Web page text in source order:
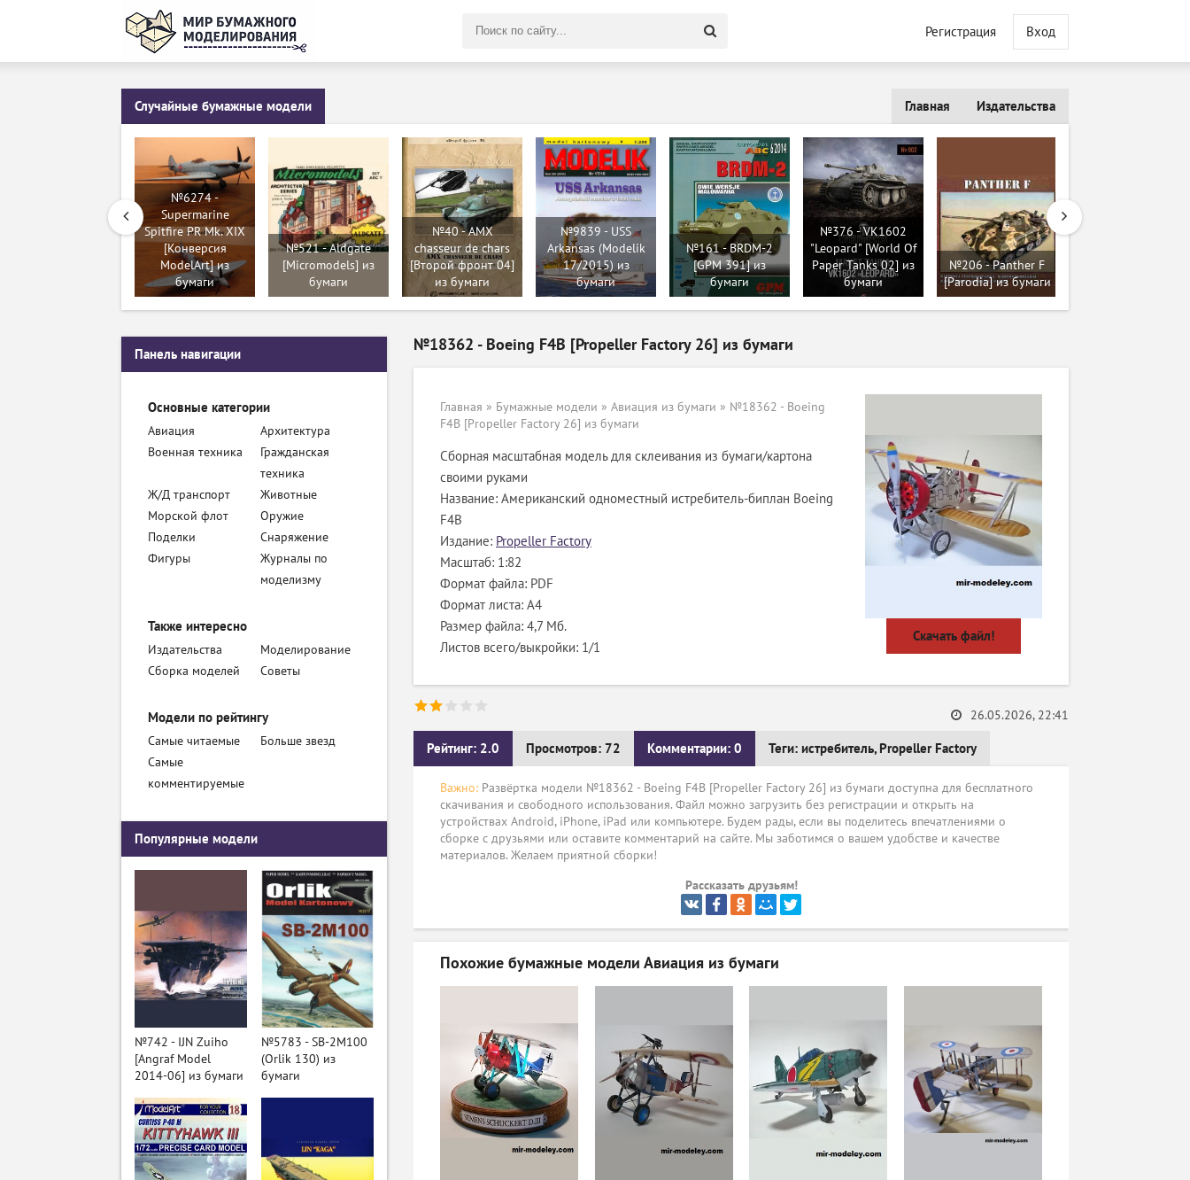
Регистрация Вход
Случайные бумажные модели Издательства
Главная
№6274 -
Supermarine
Spitfire PR Mk. XIX
[Конверсия
ModelArt] из
бумаги
№521 - Aldgate
[Micromodels] из
бумаги
№40 - AMX
chasseur de chars
[Второй фронт 04]
из бумаги
№9839 - USS
Arkansas (Modelik
17/2015) из
бумаги
№161 - BRDM-2
[GPM 391] из
бумаги
№376 - VK1602
"Leopard" [World Of
Paper Tanks 02] из
бумаги
№206 - Panther F
[Parodia] из бумаги
№18362 - Boeing F4B [Propeller Factory 26] из бумаги
Главная » Бумажные модели » Авиация из бумаги » №18362 - Boeing
F4B [Propeller Factory 26] из бумаги
Сборная масштабная модель для склеивания из бумаги/картона
своими руками
Название: Американский одноместный истребитель-биплан Boeing
F4B
Издание: Propeller Factory
Масштаб: 1:82
Формат файла: PDF
Формат листа: А4
Размер файла: 4,7 Мб.
Листов всего/выкройки: 1/1
Скачать файл!
Рейтинг: 2.0 Просмотров: 72 Комментарии: 0 Теги: истребитель, Propeller Factory
26.05.2026, 22:41
Важно: Развёртка модели №18362 - Boeing F4B [Propeller Factory 26] из бумаги доступна для бесплатного
скачивания и свободного использования. Файл можно загрузить без регистрации и открыть на
устройствах Android, iPhone, iPad или компьютере. Будем рады, если вы поделитесь впечатлениями о
сборке с друзьями или оставите комментарий на сайте. Мы заботимся о вашем удобстве и качестве
материалов. Желаем приятной сборки!
Рассказать друзьям!
Похожие бумажные модели Авиация из бумаги
Панель навигации
Основные категории
Авиация
Архитектура
Военная техника
Гражданская
техника
Ж/Д транспорт
Животные
Морской флот
Оружие
Поделки
Снаряжение
Фигуры
Журналы по
моделизму
Также интересно
Издательства
Моделирование
Сборка моделей
Советы
Модели по рейтингу
Самые читаемые
Больше звезд
Самые
комментируемые
Популярные модели
№742 - IJN Zuiho
[Angraf Model
2014-06] из бумаги
№5783 - SB-2M100
(Orlik 130) из
бумаги